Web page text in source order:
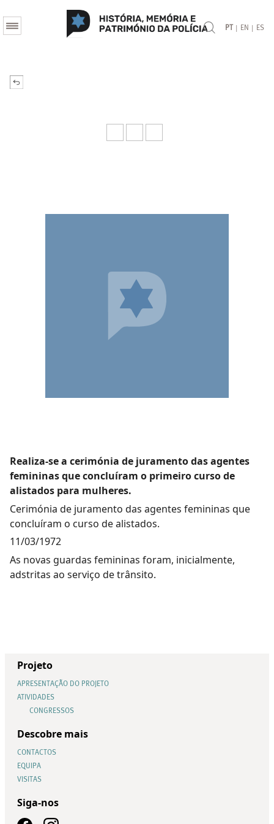
PT | EN | ES
Realiza-se a cerimónia de juramento das agentes
femininas que concluíram o primeiro curso de
alistados para mulheres.
Cerimónia de juramento das agentes femininas que
concluíram o curso de alistados.
11/03/1972
As novas guardas femininas foram, inicialmente,
adstritas ao serviço de trânsito.
Projeto
APRESENTAÇÃO DO PROJETO
ATIVIDADES
CONGRESSOS
Descobre mais
CONTACTOS
EQUIPA
VISITAS
Siga-nos